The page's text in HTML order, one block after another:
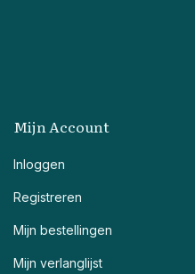
Mijn Account
Inloggen
Registreren
Mijn bestellingen
Mijn verlanglijst